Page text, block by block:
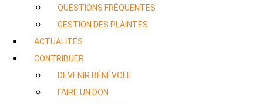
QUESTIONS FRÉQUENTES
GESTION DES PLAINTES
ACTUALITÉS
CONTRIBUER
DEVENIR BÉNÉVOLE
FAIRE UN DON